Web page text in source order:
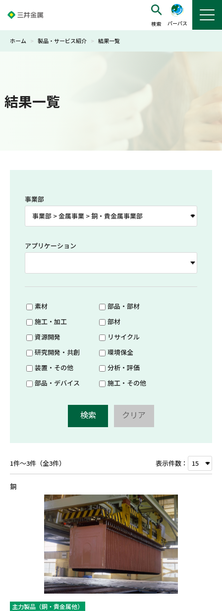
パーパス
結果一覧
ホーム > 製品・サービス紹介 > 結果一覧
事業部
アプリケーション
素材
部品・部材
施工・加工
部材
資源開発
リサイクル
研究開発・共創
環境保全
装置・その他
分析・評価
部品・デバイス
施工・その他
表示件数：
1件～3件（全3件）
銅
主力製品（銅・貴金属他）